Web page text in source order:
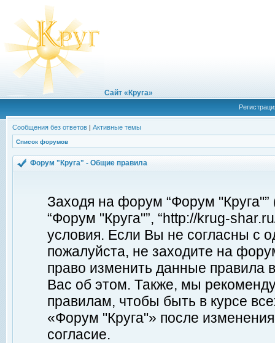
Сайт «Круга»
Сообщения без ответов | Активные темы
Список форумов
Форум "Круга" - Общие правила
Заходя на форум “Форум
“Форум "Круга"”, “http://krug-
условия. Если Вы не согласны с
пожалуйста, не заходите на
право изменить данные правила
Вас об этом. Также, мы
правилам, чтобы быть в курсе
«Форум "Круга"» после
согласие.